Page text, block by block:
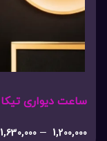
ساعت دیواری تیکا 618
1,200,000
–
1,630,000